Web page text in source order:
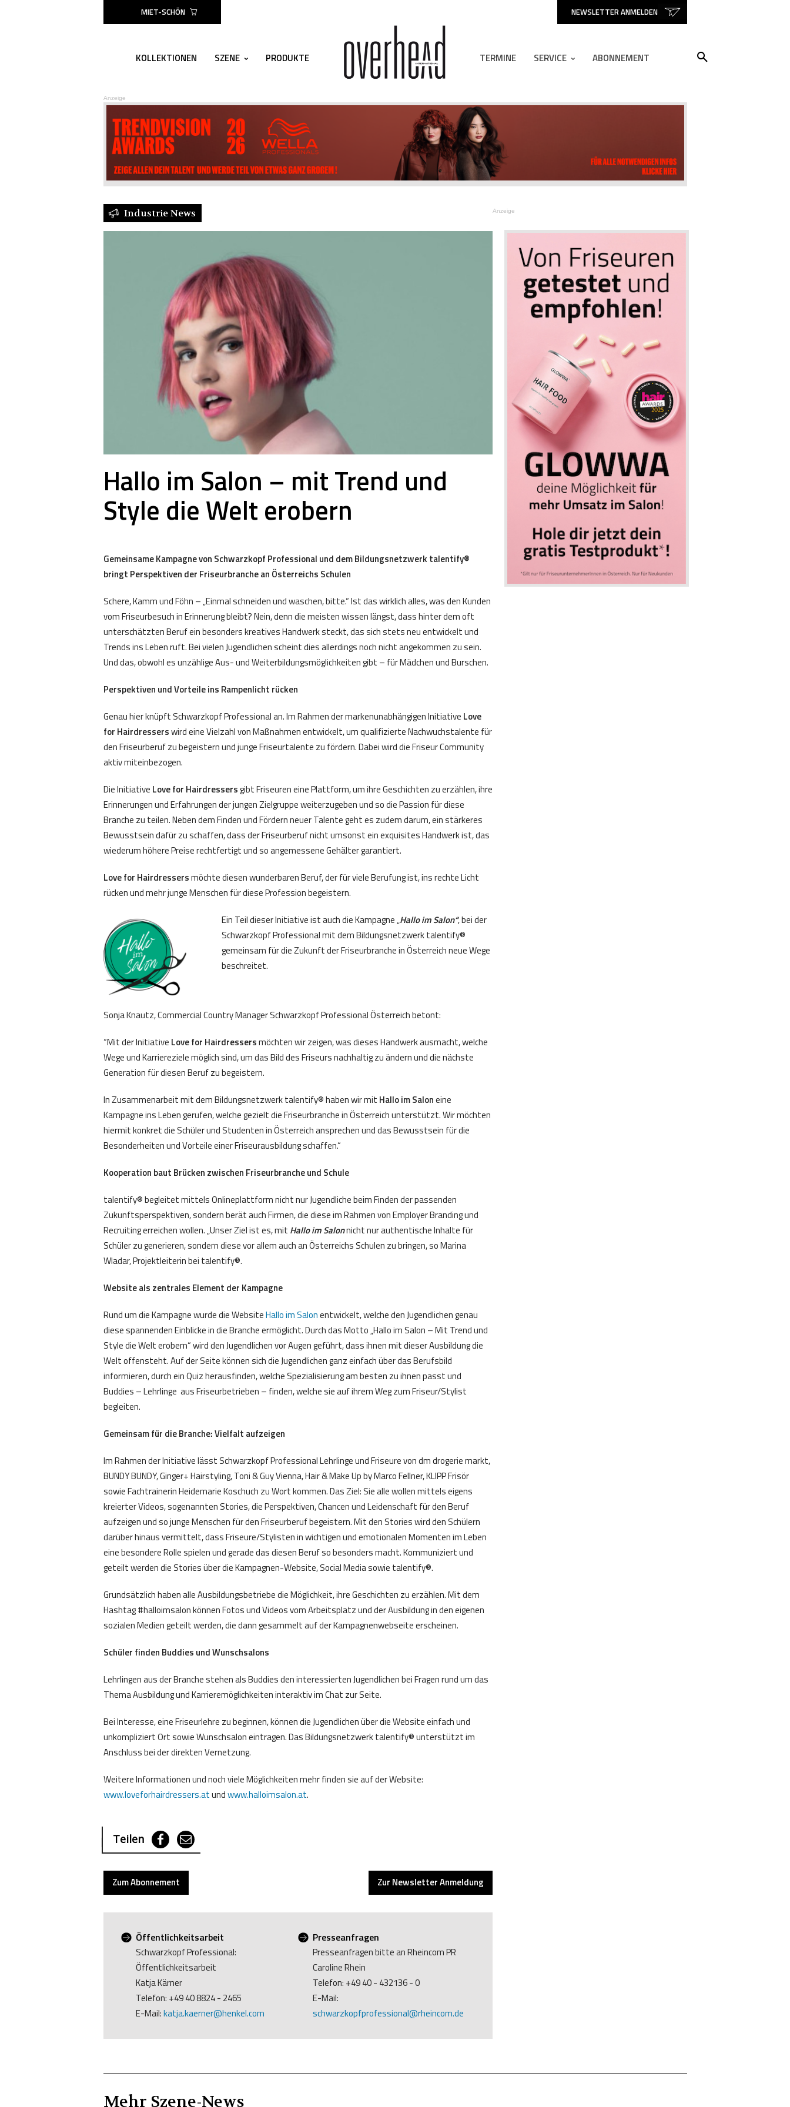
NEWSLETTER ANMELDEN
MIET-SCHÖN
KOLLEKTIONEN SZENE PRODUKTE TERMINE SERVICE ABONNEMENT
Anzeige
Industrie News
Hallo im Salon – mit Trend und
Style die Welt erobern
Gemeinsame Kampagne von Schwarzkopf Professional und dem Bildungsnetzwerk talentify®
bringt Perspektiven der Friseurbranche an Österreichs Schulen
Schere, Kamm und Föhn – „Einmal schneiden und waschen, bitte.“ Ist das wirklich alles, was den Kunden
vom Friseurbesuch in Erinnerung bleibt? Nein, denn die meisten wissen längst, dass hinter dem oft
unterschätzten Beruf ein besonders kreatives Handwerk steckt, das sich stets neu entwickelt und
Trends ins Leben ruft. Bei vielen Jugendlichen scheint dies allerdings noch nicht angekommen zu sein.
Und das, obwohl es unzählige Aus- und Weiterbildungsmöglichkeiten gibt – für Mädchen und Burschen.
Perspektiven und Vorteile ins Rampenlicht rücken
Genau hier knüpft Schwarzkopf Professional an. Im Rahmen der markenunabhängigen Initiative Love
for Hairdresserswird eine Vielzahl von Maßnahmen entwickelt, um qualifizierte Nachwuchstalente für
den Friseurberuf zu begeistern und junge Friseurtalente zu fördern. Dabei wird die Friseur Community
aktiv miteinbezogen.
Die Initiative Love for Hairdressersgibt Friseuren eine Plattform, um ihre Geschichten zu erzählen, ihre
Erinnerungen und Erfahrungen der jungen Zielgruppe weiterzugeben und so die Passion für diese
Branche zu teilen. Neben dem Finden und Fördern neuer Talente geht es zudem darum, ein stärkeres
Bewusstsein dafür zu schaffen, dass der Friseurberuf nicht umsonst ein exquisites Handwerk ist, das
wiederum höhere Preise rechtfertigt und so angemessene Gehälter garantiert.
Love for Hairdressersmöchte diesen wunderbaren Beruf, der für viele Berufung ist, ins rechte Licht
rücken und mehr junge Menschen für diese Profession begeistern.
Ein Teil dieser Initiative ist auch die Kampagne „Hallo im Salon“, bei der
Schwarzkopf Professional mit dem Bildungsnetzwerk talentify®
gemeinsam für die Zukunft der Friseurbranche in Österreich neue Wege
beschreitet.
Sonja Knautz, Commercial Country Manager Schwarzkopf Professional Österreich betont:
“Mit der Initiative Love for Hairdressersmöchten wir zeigen, was dieses Handwerk ausmacht, welche
Wege und Karriereziele möglich sind, um das Bild des Friseurs nachhaltig zu ändern und die nächste
Generation für diesen Beruf zu begeistern.
In Zusammenarbeit mit dem Bildungsnetzwerk talentify® haben wir mit Hallo im Saloneine
Kampagne ins Leben gerufen, welche gezielt die Friseurbranche in Österreich unterstützt. Wir möchten
hiermit konkret die Schüler und Studenten in Österreich ansprechen und das Bewusstsein für die
Besonderheiten und Vorteile einer Friseurausbildung schaffen.“
Kooperation baut Brücken zwischen Friseurbranche und Schule
talentify® begleitet mittels Onlineplattform nicht nur Jugendliche beim Finden der passenden
Zukunftsperspektiven, sondern berät auch Firmen, die diese im Rahmen von Employer Branding und
Recruiting erreichen wollen. „Unser Ziel ist es, mit Hallo im Salonnicht nur authentische Inhalte für
Schüler zu generieren, sondern diese vor allem auch an Österreichs Schulen zu bringen, so Marina
Wladar, Projektleiterin bei talentify®.
Website als zentrales Element der Kampagne
Rund um die Kampagne wurde die WebsiteHallo im Salonentwickelt, welche den Jugendlichen genau
diese spannenden Einblicke in die Branche ermöglicht. Durch das Motto „Hallo im Salon – Mit Trend und
Style die Welt erobern“ wird den Jugendlichen vor Augen geführt, dass ihnen mit dieser Ausbildung die
Welt offensteht. Auf der Seite können sich die Jugendlichen ganz einfach über das Berufsbild
informieren, durch ein Quiz herausfinden, welche Spezialisierung am besten zu ihnen passt und
Buddies – Lehrlinge aus Friseurbetrieben – finden, welche sie auf ihrem Weg zum Friseur/Stylist
begleiten.
Gemeinsam für die Branche: Vielfalt aufzeigen
Im Rahmen der Initiative lässt Schwarzkopf Professional Lehrlinge und Friseure von dm drogerie markt,
BUNDY BUNDY, Ginger+ Hairstyling, Toni & Guy Vienna, Hair & Make Up by Marco Fellner, KLIPP Frisör
sowie Fachtrainerin Heidemarie Koschuch zu Wort kommen. Das Ziel: Sie alle wollen mittels eigens
kreierter Videos, sogenannten Stories, die Perspektiven, Chancen und Leidenschaft für den Beruf
aufzeigen und so junge Menschen für den Friseurberuf begeistern. Mit den Stories wird den Schülern
darüber hinaus vermittelt, dass Friseure/Stylisten in wichtigen und emotionalen Momenten im Leben
eine besondere Rolle spielen und gerade das diesen Beruf so besonders macht. Kommuniziert und
geteilt werden die Stories über die Kampagnen-Website, Social Media sowie talentify®.
Grundsätzlich haben alle Ausbildungsbetriebe die Möglichkeit, ihre Geschichten zu erzählen. Mit dem
Hashtag #halloimsalon können Fotos und Videos vom Arbeitsplatz und der Ausbildung in den eigenen
sozialen Medien geteilt werden, die dann gesammelt auf der Kampagnenwebseite erscheinen.
Schüler finden Buddies und Wunschsalons
Lehrlingen aus der Branche stehen als Buddies den interessierten Jugendlichen bei Fragen rund um das
Thema Ausbildung und Karrieremöglichkeiten interaktiv im Chat zur Seite.
Bei Interesse, eine Friseurlehre zu beginnen, können die Jugendlichen über die Website einfach und
unkompliziert Ort sowie Wunschsalon eintragen. Das Bildungsnetzwerk talentify® unterstützt im
Anschluss bei der direkten Vernetzung.
Weitere Informationen und noch viele Möglichkeiten mehr finden sie auf der Website:
www.loveforhairdressers.atundwww.halloimsalon.at.
Teilen
Zum Abonnement Zur Newsletter Anmeldung
Öffentlichkeitsarbeit
Schwarzkopf Professional:
Öffentlichkeitsarbeit
Katja Kärner
Telefon: +49 40 8824 - 2465
E-Mail:katja.kaerner@henkel.com
Presseanfragen
Presseanfragen bitte an Rheincom PR
Caroline Rhein
Telefon: +49 40 - 432136 - 0
E-Mail:
schwarzkopfprofessional@rheincom.de
Anzeige
Mehr Szene-News